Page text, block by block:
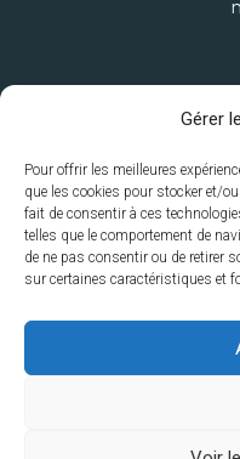
Gérer
Pour offrir les meilleures
que les cookies pour stocker et/
fait de consentir à ces
telles que le comportement de
de ne pas consentir ou de retirer
sur certaines caractéristiques et
ISFSC
La